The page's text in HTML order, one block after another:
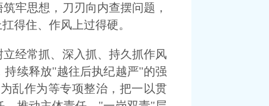
牢思想，刀刃向内查摆问题，
得住、作风上过得硬。
经常抓、深入抓、持久抓作风
持续释放"越往后执纪越严"的强
乱作为等专项整治，把一以贯